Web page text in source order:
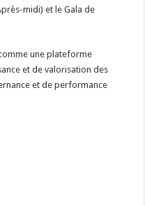
midi) et le Gala de
une plateforme
et de valorisation des
et de performance